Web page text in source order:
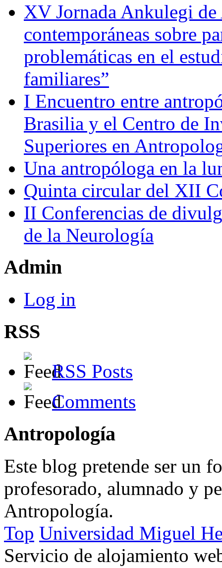
XV Jornada Ankulegi
contemporáneas sobre
problemáticas en el
familiares”
I Encuentro entre
Brasilia y el Centro de
Superiores en
Una antropóloga en la
Quinta circular del XII
II Conferencias de
de la Neurología
Admin
Log in
RSS
RSS Posts
Comments
Antropología
Este blog pretende ser un
profesorado, alumnado y
Antropología.
Top Universidad Miguel
Servicio de alojamiento